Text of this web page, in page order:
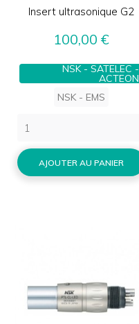
Insert ultrasonique G2
Prix
100,00 €
NSK - SATELEC -
ACTEON
NSK - EMS
AJOUTER AU PANIER